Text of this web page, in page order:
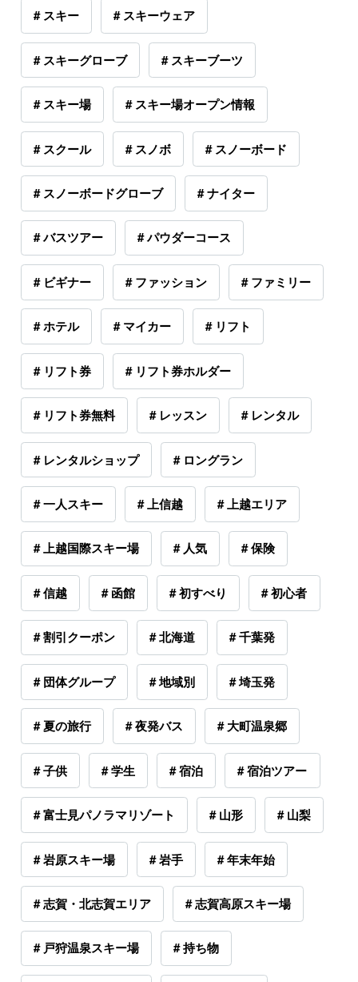
# スキー # スキーウェア
# スキーグローブ # スキーブーツ
# スキー場 # スキー場オープン情報
# スクール # スノボ # スノーボード
# スノーボードグローブ # ナイター
# バスツアー # パウダーコース
# ビギナー # ファッション # ファミリー
# ホテル # マイカー # リフト
# リフト券 # リフト券ホルダー
# リフト券無料 # レッスン # レンタル
# レンタルショップ # ロングラン
# 一人スキー # 上信越 # 上越エリア
# 上越国際スキー場 # 人気 # 保険
# 信越 # 函館 # 初すべり # 初心者
# 割引クーポン # 北海道 # 千葉発
# 団体グループ # 地域別 # 埼玉発
# 夏の旅行 # 夜発バス # 大町温泉郷
# 子供 # 学生 # 宿泊 # 宿泊ツアー
# 富士見パノラマリゾート # 山形 # 山梨
# 岩原スキー場 # 岩手 # 年末年始
# 志賀・北志賀エリア # 志賀高原スキー場
# 戸狩温泉スキー場 # 持ち物